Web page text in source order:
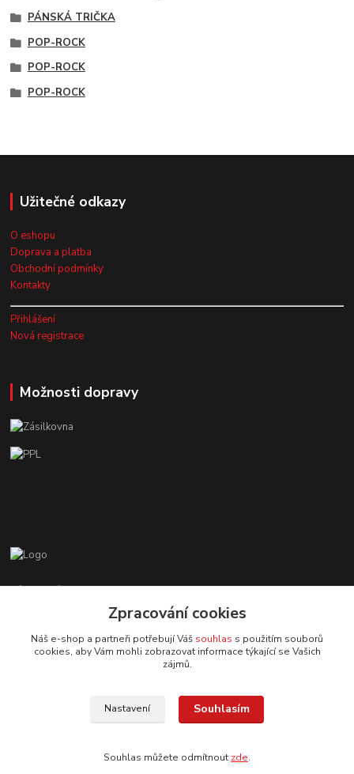
PÁNSKÁ TRIČKA
POP-ROCK
POP-ROCK
POP-ROCK
Užitečné odkazy
O eshopu
Doprava a platba
Obchodní podmínky
Kontakty
Přihlášení
Nová registrace
Možnosti dopravy
Zákaznická podpora EshopMB.cz
+420 606 622 002
eshopmb@seznam.cz
© Copyright 2024 Martha Black
Zpracování cookies
Náš e-shop a partneři potřebují Váš souhlas s použitím souborů
cookies, aby Vám mohli zobrazovat informace týkající se Vašich
zájmů.
Nastavení Souhlasím
Souhlas můžete odmítnout zde.